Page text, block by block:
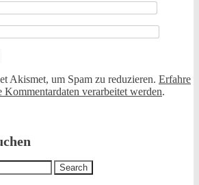
Akismet, um Spam zu reduzieren. Erfahre
Kommentardaten verarbeitet werden.